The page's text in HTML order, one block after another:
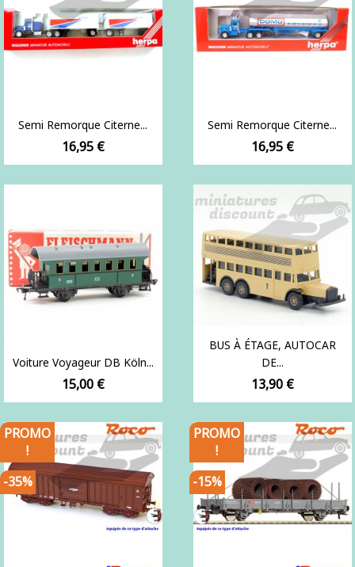
Semi Remorque Citerne...
Prix
16,95 €
Semi Remorque Citerne...
Prix
16,95 €
Voiture Voyageur DB Köln...
Prix
15,00 €
BUS À ÉTAGE, AUTOCAR
DE...
Prix
13,90 €
PROMO
!
-35%
PROMO
!
-15%